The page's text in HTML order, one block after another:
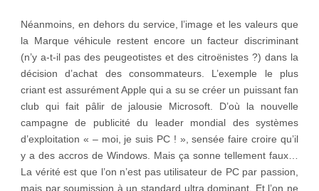
Néanmoins, en dehors du service, l’image et les valeurs que
la Marque véhicule restent encore un facteur discriminant
(n’y a-t-il pas des peugeotistes et des citroënistes ?) dans la
décision d’achat des consommateurs. L’exemple le plus
criant est assurément Apple qui a su se créer un puissant fan
club qui fait pâlir de jalousie Microsoft. D’où la nouvelle
campagne de publicité du leader mondial des systèmes
d’exploitation « – moi, je suis PC ! », sensée faire croire qu’il
y a des accros de Windows. Mais ça sonne tellement faux…
La vérité est que l’on n’est pas utilisateur de PC par passion,
mais par soumission à un standard ultra dominant. Et l’on ne